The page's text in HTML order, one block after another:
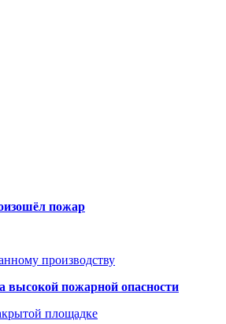
пожар
производству
высокой пожарной опасности
площадке